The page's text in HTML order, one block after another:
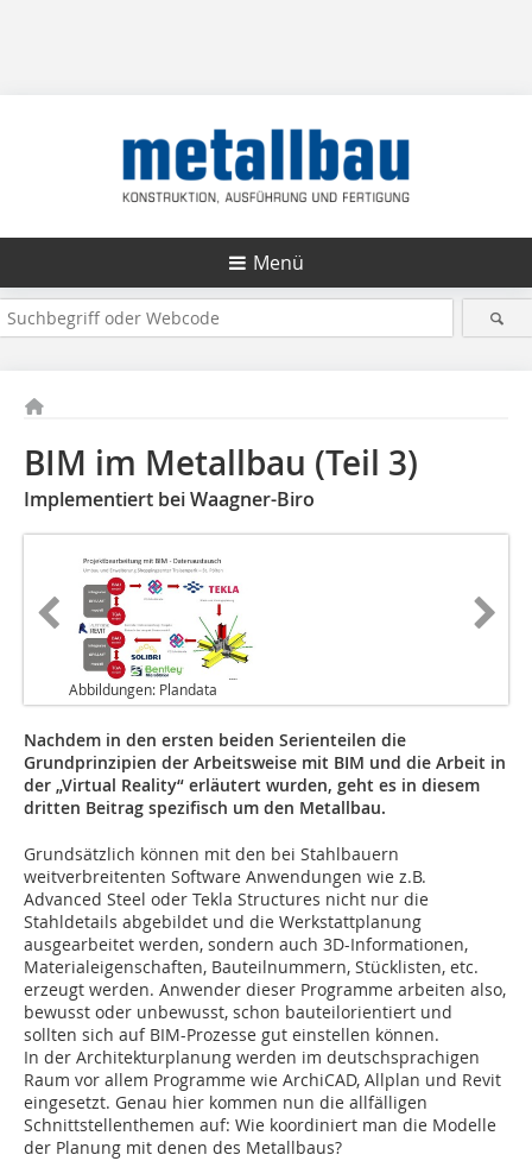
Menü
BIM im Metallbau (Teil 3)
Implementiert bei Waagner-Biro
Abbildungen: Plandata
Nachdem in den ersten beiden Serienteilen die
Grundprinzipien der Arbeitsweise mit BIM und die Arbeit in
der „Virtual Reality“ erläutert wurden, geht es in diesem
dritten Beitrag spezifisch um den Metallbau.
Grundsätzlich können mit den bei Stahlbauern
weitverbreitenten Software Anwendungen wie z.B.
Advanced Steel oder Tekla Structures nicht nur die
Stahldetails abgebildet und die Werkstattplanung
ausgearbeitet werden, sondern auch 3D-Informationen,
Materialeigenschaften, Bauteilnummern, Stücklisten, etc.
erzeugt werden. Anwender dieser Programme arbeiten also,
bewusst oder unbewusst, schon bauteilorientiert und
sollten sich auf BIM-Prozesse gut einstellen können.
In der Architekturplanung werden im deutschsprachigen
Raum vor allem Programme wie ArchiCAD, Allplan und Revit
eingesetzt. Genau hier kommen nun die allfälligen
Schnittstellenthemen auf: Wie koordiniert man die Modelle
der Planung mit denen des Metallbaus?